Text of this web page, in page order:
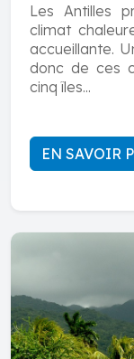
Les Antilles
climat
accueillante.
donc de ces
cinq îles...
EN SAVOIR